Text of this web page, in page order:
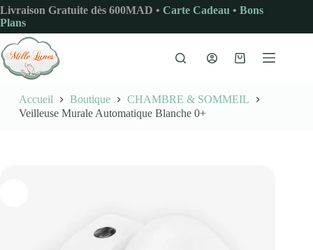
Passer
au
contenu
Livraison Gratuite dès 600MAD • Carte Cadeau • Bons
Plans
Panier
Accueil Boutique
CHAMBRE & SOMMEIL
Veilleuse Murale Automatique Blanche 0+